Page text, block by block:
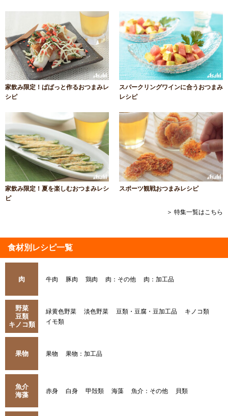
家飲み限定！ぱぱっと作るおつまみレ
シピ
スパークリングワインに合うおつまみ
レシピ
家飲み限定！夏を楽しむおつまみレシ
ピ
スポーツ観戦おつまみレシピ
＞ 特集一覧はこちら
食材別レシピ一覧
肉 牛肉 豚肉 鶏肉 肉：その他 肉：加工品
野菜
豆類
キノコ類
緑黄色野菜 淡色野菜 豆類・豆腐・豆加工品
キノコ類
イモ類
果物 果物 果物：加工品
魚介
海藻
赤身 白身 甲殻類 海藻 魚介：その他 貝類